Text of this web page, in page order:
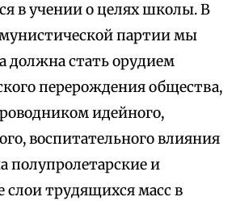
в учении о целях школы. В
партии мы
должна стать орудием
перерождения общества,
идейного,
воспитательного влияния
полупролетарские и
слои трудящихся масс в